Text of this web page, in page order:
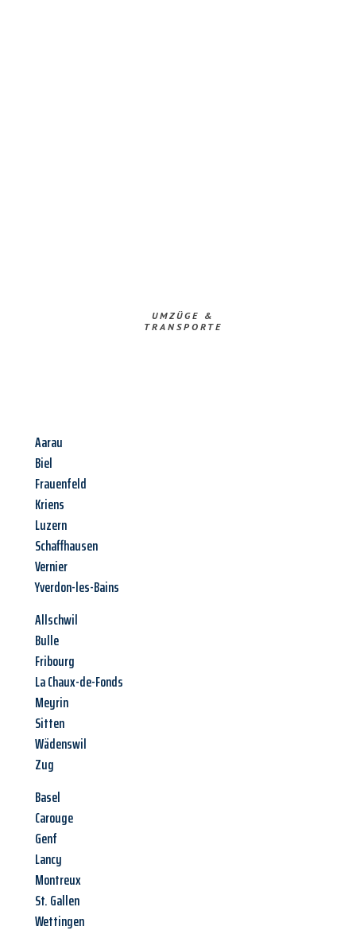
UMZÜGE &
TRANSPORTE
Aarau
Biel
Frauenfeld
Kriens
Luzern
Schaffhausen
Vernier
Yverdon-les-Bains
Allschwil
Bulle
Fribourg
La Chaux-de-Fonds
Meyrin
Sitten
Wädenswil
Zug
Basel
Carouge
Genf
Lancy
Montreux
St. Gallen
Wettingen